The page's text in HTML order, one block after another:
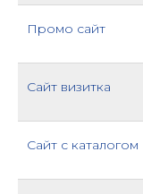
Промо сайт
Сайт визитка
Сайт с каталогом